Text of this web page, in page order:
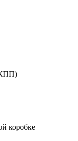
коробке